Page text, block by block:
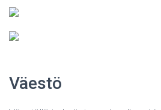
Väestö